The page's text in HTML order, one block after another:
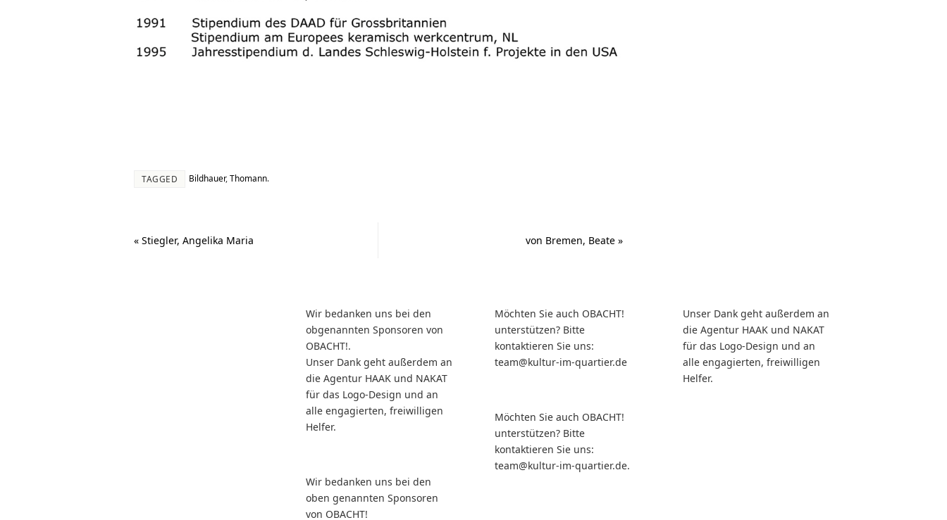
TAGGED Bildhauer, Thomann.
« Stiegler, Angelika Maria von Bremen, Beate »
Wir bedanken uns bei den
obgenannten Sponsoren von
OBACHT!.
Unser Dank geht außerdem an
die Agentur HAAK und NAKAT
für das Logo-Design und an
alle engagierten, freiwilligen
Helfer.
Wir bedanken uns bei den
oben genannten Sponsoren
von OBACHT!
Möchten Sie auch OBACHT!
unterstützen? Bitte
kontaktieren Sie uns:
team@kultur-im-quartier.de
Möchten Sie auch OBACHT!
unterstützen? Bitte
kontaktieren Sie uns:
team@kultur-im-quartier.de.
Unser Dank geht außerdem an
die Agentur HAAK und NAKAT
für das Logo-Design und an
alle engagierten, freiwilligen
Helfer.